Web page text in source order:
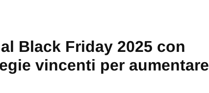
Black Friday 2025 con
vincenti per aumentare